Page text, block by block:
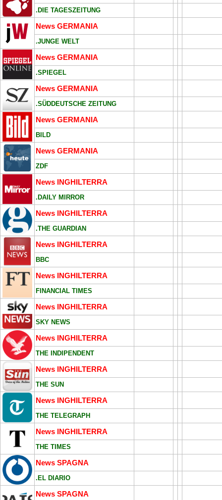
.DIE TAGESZEITUNG
News GERMANIA
.JUNGE WELT
News GERMANIA
.SPIEGEL
News GERMANIA
.SÜDDEUTSCHE ZEITUNG
News GERMANIA
BILD
News GERMANIA
ZDF
News INGHILTERRA
.DAILY MIRROR
News INGHILTERRA
.THE GUARDIAN
News INGHILTERRA
BBC
News INGHILTERRA
FINANCIAL TIMES
News INGHILTERRA
SKY NEWS
News INGHILTERRA
THE INDIPENDENT
News INGHILTERRA
THE SUN
News INGHILTERRA
THE TELEGRAPH
News INGHILTERRA
THE TIMES
News SPAGNA
.EL DIARIO
News SPAGNA